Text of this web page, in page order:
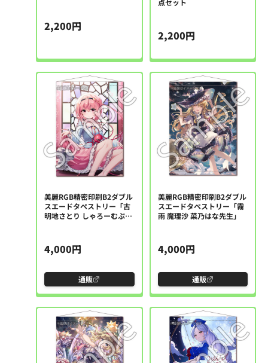
2,200円
点セット
2,200円
美麗RGB精密印刷B2ダブル
スエードタペストリー「古
明地さとり しゃろーむぷり
4,000円
通販
美麗RGB精密印刷B2ダブル
スエードタペストリー「霧
雨 魔理沙 菜乃はな先生」
4,000円
通販